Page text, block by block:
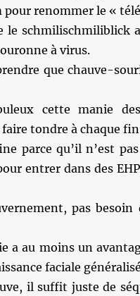
pour renommer le «
schmilischmiliblick
à virus.
que chauve-
cette manie
faire tondre à chaque
parce qu’il n’est
entrer dans des
pas besoin
a au moins un
faciale
il suffit juste de